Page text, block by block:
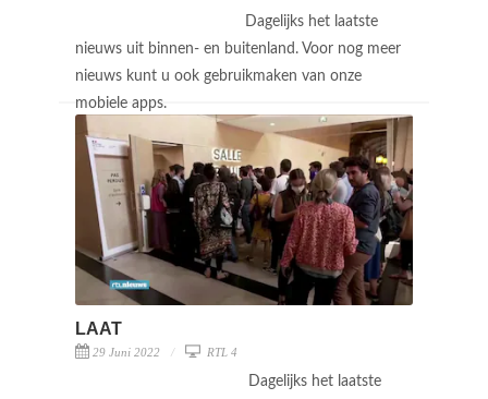
Dagelijks het laatste
nieuws uit binnen- en buitenland. Voor nog meer
nieuws kunt u ook gebruikmaken van onze
mobiele apps.
LAAT
29 Juni 2022 RTL 4
Dagelijks het laatste